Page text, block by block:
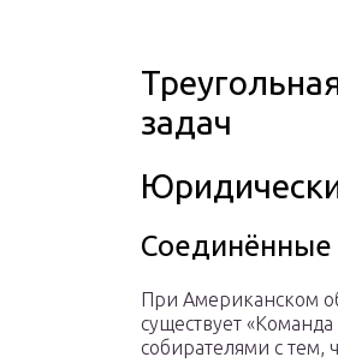
задач
При Американском
существует
собирателями с тем,